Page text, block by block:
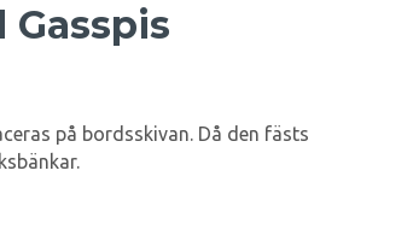
på bordsskivan. Då den fästs